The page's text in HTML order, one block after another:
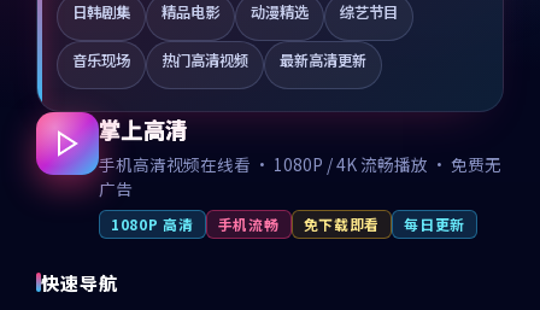
日韩剧集 精品电影 动漫精选 综艺节目
音乐现场 热门高清视频 最新高清更新
掌上高清
手机高清视频在线看 · 1080P / 4K 流畅播放 · 免费无
广告
1080P 高清 手机流畅 免下载即看 每日更新
快速导航